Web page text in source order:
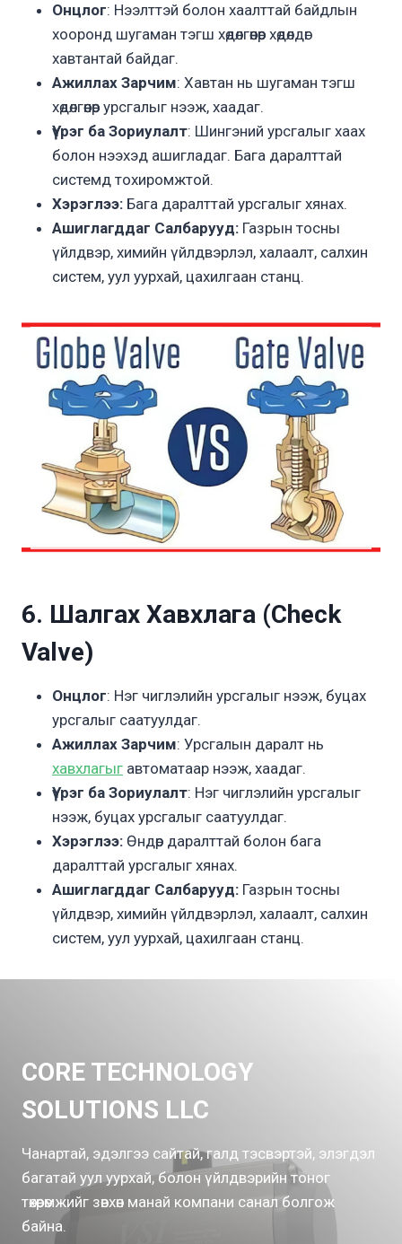
Онцлог: Нээлттэй болон хаалттай байдлын
хооронд шугаман тэгш хөдөлгөөнөөр хөдөлдөг
хавтантай байдаг.
Ажиллах Зарчим: Хавтан нь шугаман тэгш
хөдөлгөөнөөр урсгалыг нээж, хаадаг.
Үүрэг ба Зориулалт: Шингэний урсгалыг хаах
болон нээхэд ашигладаг. Бага даралттай
системд тохиромжтой.
Хэрэглээ: Бага даралттай урсгалыг хянах.
Ашиглагддаг Салбарууд: Газрын тосны
үйлдвэр, химийн үйлдвэрлэл, халаалт, салхин
систем, уул уурхай, цахилгаан станц.
6. Шалгах Хавхлага (Check
Valve)
Онцлог: Нэг чиглэлийн урсгалыг нээж, буцах
урсгалыг саатуулдаг.
Ажиллах Зарчим: Урсгалын даралт нь
хавхлагыг автоматаар нээж, хаадаг.
Үүрэг ба Зориулалт: Нэг чиглэлийн урсгалыг
нээж, буцах урсгалыг саатуулдаг.
Хэрэглээ: Өндөр даралттай болон бага
даралттай урсгалыг хянах.
Ашиглагддаг Салбарууд: Газрын тосны
үйлдвэр, химийн үйлдвэрлэл, халаалт, салхин
систем, уул уурхай, цахилгаан станц.
CORE TECHNOLOGY
SOLUTIONS LLC
Чанартай, эдэлгээ сайтай, галд тэсвэртэй, элэгдэл
багатай уул уурхай, болон үйлдвэрийн тоног
төхөөрөмжийг зөвхөн манай компани санал болгож
байна.